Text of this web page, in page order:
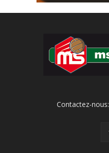
Contactez-nous: